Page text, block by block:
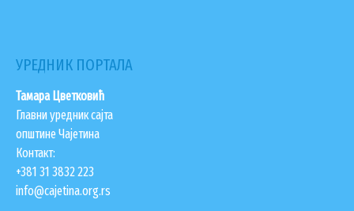
УРЕДНИК ПОРТАЛА
Тамара Цветковић
Главни уредник сајта
општине Чајетина
Контакт:
+381 31 3832 223
info@cajetina.org.rs